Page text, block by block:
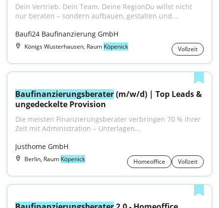
Dein Vertrieb. Dein Team. Deine RegionDu willst nicht
nur beraten – sondern aufbauen, gestalten und...
Baufi24 Baufinanzierung GmbH
Königs Wusterhausen, Raum Köpenick Vollzeit
Baufinanzierungsberater (m/w/d) | Top Leads &
ungedeckelte Provision
Die meisten Finanzierungsberater verbringen 70 % ihrer
Zeit mit Administration – Unterlagen...
Justhome GmbH
Berlin, Raum Köpenick Homeoffice Vollzeit